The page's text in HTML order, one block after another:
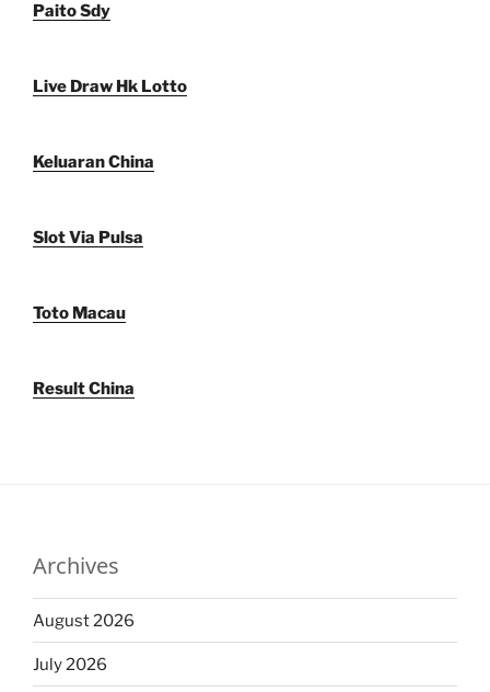
Paito Sdy
Live Draw Hk Lotto
Keluaran China
Slot Via Pulsa
Toto Macau
Result China
Archives
August 2026
July 2026